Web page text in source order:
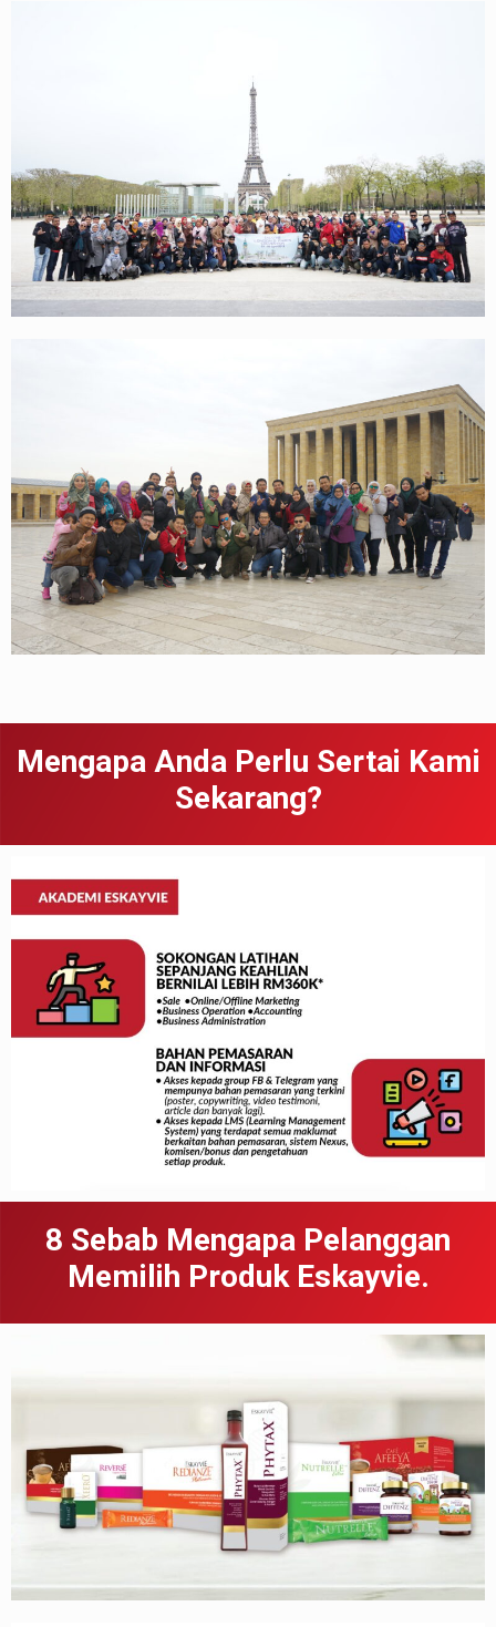
Mengapa Anda Perlu Sertai Kami
Sekarang?
8 Sebab Mengapa Pelanggan
Memilih Produk Eskayvie.